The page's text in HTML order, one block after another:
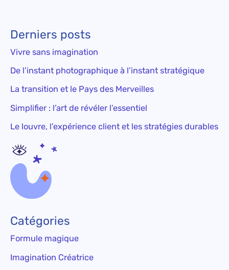
Derniers posts
Vivre sans imagination
De l’instant photographique à l’instant stratégique
La transition et le Pays des Merveilles
Simplifier : l’art de révéler l’essentiel
Le louvre, l’expérience client et les stratégies durables
Catégories
Formule magique
Imagination Créatrice